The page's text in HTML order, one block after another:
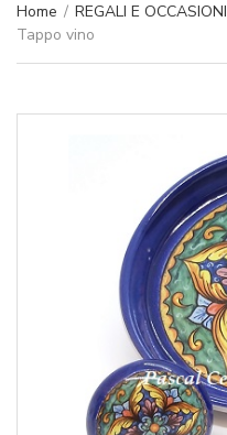
Home / REGALI E OCCASIONI
Tappo vino